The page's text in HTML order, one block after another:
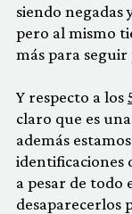
siendo negadas
pero al mismo
más para
Y respecto a los
claro que es
además
identificaciones
a pesar de todo
desaparecerlos